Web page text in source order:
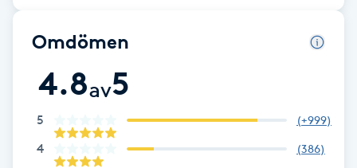
Brynplockning
Bröllopsuppsättning
Celluliter
Omdömen
4.8av5
5 (+999)
4 (386)